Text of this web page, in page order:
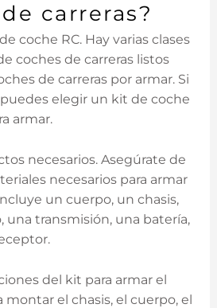
carreras?
coche RC. Hay varias clases
coches de carreras listos
de carreras por armar. Si
elegir un kit de coche
armar.
necesarios. Asegúrate de
necesarios para armar
un cuerpo, un chasis,
una transmisión, una batería,
del kit para armar el
montar el chasis, el cuerpo, el